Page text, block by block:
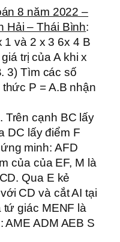
8 năm 2022 –
Hải – Thái Bình:
1 và 2 x 3 6x 4 B
trị của A khi x
3) Tìm các số
P = A.B nhận
Trên cạnh BC lấy
DC lấy điểm F
minh: AFD
của của EF, M là
Qua E kẻ
CD và cắt AI tại
tứ giác MENF là
AME ADM AEB S